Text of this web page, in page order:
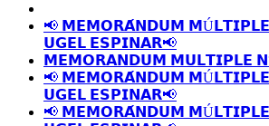
📢 𝗠𝗘𝗠𝗢𝗥𝗔́𝗡𝗗𝗨𝗠 𝗠Ú𝗟𝗧𝗜𝗣𝗟𝗘
𝗨𝗚𝗘𝗟 𝗘𝗦𝗣𝗜𝗡𝗔𝗥📢
𝗠𝗘𝗠𝗢𝗥𝗔𝗡𝗗𝗨𝗠 𝗠𝗨𝗟𝗧𝗜𝗣𝗟𝗘
📢 𝗠𝗘𝗠𝗢𝗥𝗔́𝗡𝗗𝗨𝗠 𝗠Ú𝗟𝗧𝗜𝗣𝗟𝗘
𝗨𝗚𝗘𝗟 𝗘𝗦𝗣𝗜𝗡𝗔𝗥📢
📢 𝗠𝗘𝗠𝗢𝗥𝗔́𝗡𝗗𝗨𝗠 𝗠Ú𝗟𝗧𝗜𝗣𝗟𝗘